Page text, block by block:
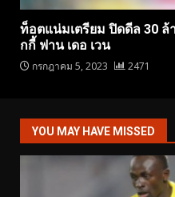
ท็อตแน่มเตรียม ปิดดีล 30
กกี้ ฟาน เดอ เวน
กรกฎาคม 5, 2023 2471
YOU MAY HAVE MISSED